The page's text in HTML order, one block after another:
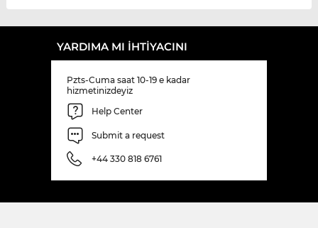
YARDIMA MI IHTIYACINI
Pzts-Cuma saat 10-19 e kadar
hizmetinizdeyiz
Help Center
Submit a request
+44 330 818 6761